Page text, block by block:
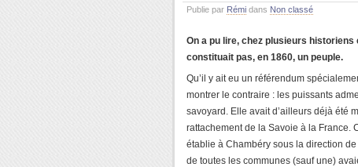
Publie par Rémi dans Non classé
On a pu lire, chez plusieurs
constituait pas, en 1860, un peuple.
Qu’il y ait eu un référendum
montrer le contraire : les puissants
savoyard. Elle avait d’ailleurs déjà été
rattachement de la Savoie à la France.
établie à Chambéry sous la direction
de toutes les communes (sauf une)